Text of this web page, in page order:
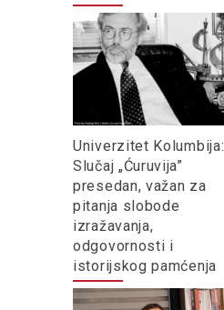
Univerzitet Kolumbija:
Slučaj „Ćuruvija”
presedan, važan za
pitanja slobode
izražavanja,
odgovornosti i
istorijskog pamćenja